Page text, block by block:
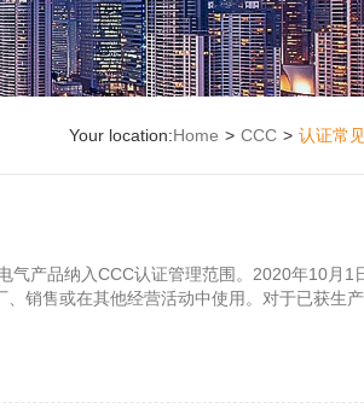
Your location:Home > CCC > 认证常
产品纳入CCC认证管理范围。2020年10月1
销售或在其他经营活动中使用。对于已获生产